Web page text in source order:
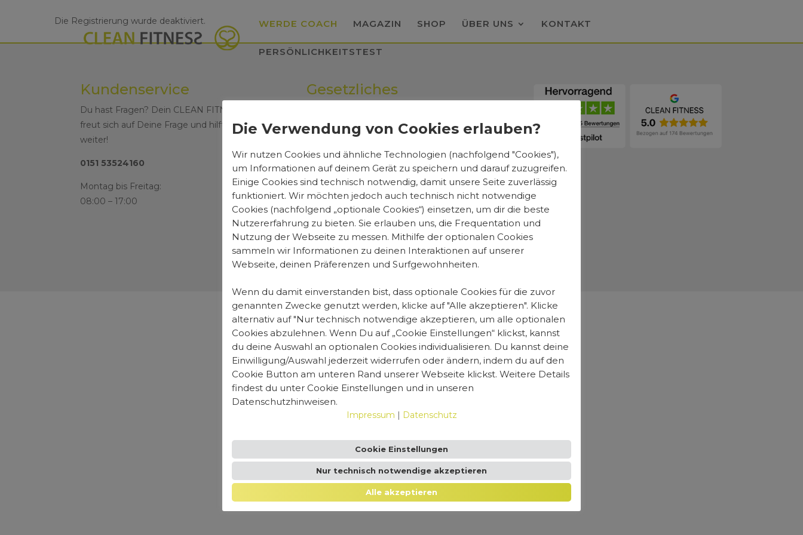
WERDE COACH MAGAZIN SHOP ÜBER UNS KONTAKT
PERSÖNLICHKEITSTEST
Die Registrierung wurde deaktiviert.
Kundenservice
Du hast Fragen? Dein CLEAN FITNESS Team
freut sich auf Deine Frage und hilft dir gerne
weiter!
0151 53524160
Montag bis Freitag:
08:00 – 17:00
Gesetzliches
Datenschutz
Kontakt
Die Verwendung von Cookies erlauben?
Wir nutzen Cookies und ähnliche Technologien (nachfolgend "Cookies"),
um Informationen auf deinem Gerät zu speichern und darauf zuzugreifen.
Einige Cookies sind technisch notwendig, damit unsere Seite zuverlässig
funktioniert. Wir möchten jedoch auch technisch nicht notwendige
Cookies (nachfolgend „optionale Cookies“) einsetzen, um dir die beste
Nutzererfahrung zu bieten. Sie erlauben uns, die Frequentation und
Nutzung der Webseite zu messen. Mithilfe der optionalen Cookies
sammeln wir Informationen zu deinen Interaktionen auf unserer
Webseite, deinen Präferenzen und Surfgewohnheiten.
Wenn du damit einverstanden bist, dass optionale Cookies für die zuvor
genannten Zwecke genutzt werden, klicke auf "Alle akzeptieren". Klicke
alternativ auf "Nur technisch notwendige akzeptieren, um alle optionalen
Cookies abzulehnen. Wenn Du auf „Cookie Einstellungen“ klickst, kannst
du deine Auswahl an optionalen Cookies individualisieren. Du kannst deine
Einwilligung/Auswahl jederzeit widerrufen oder ändern, indem du auf den
Cookie Button am unteren Rand unserer Webseite klickst. Weitere Details
findest du unter Cookie Einstellungen und in unseren
Datenschutzhinweisen.
Impressum | Datenschutz
Cookie Einstellungen
Nur technisch notwendige akzeptieren
Alle akzeptieren